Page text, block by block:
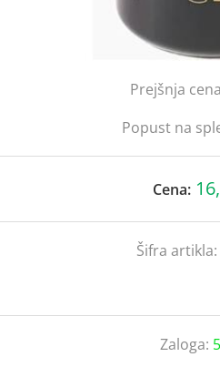
Prejšnja
Popust na
Cena:
Šifra artikla:
Zaloga: